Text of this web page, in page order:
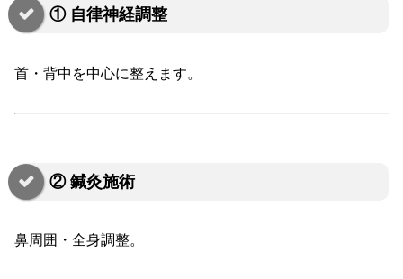
① 自律神経調整
首・背中を中心に整えます。
② 鍼灸施術
鼻周囲・全身調整。